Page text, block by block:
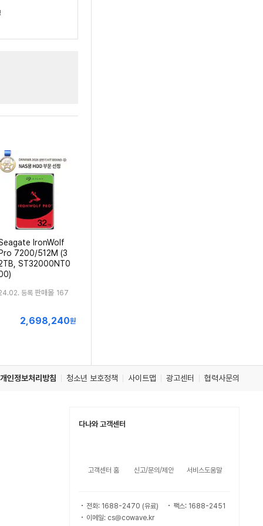
IronWolf
7200/512M (3
ST32000NT0
등록 판매몰 167
최
2,698,240원
개인정보처리방침 청소년 보호정책 사이트맵 광고센터 협력사문의
다나와 고객센터
고객센터 홈 신고/문의/제안 서비스도움말
전화: 1688-2470 (유료)
팩스: 1688-2451
이메일: cs@cowave.kr